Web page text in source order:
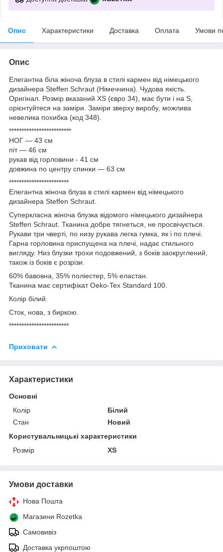
Опис Характеристики Доставка Оплата Умови
Опис
Елегантна біла жіноча блуза в стилі кармен від німецького
дизайнера Steffen Schraut (Німеччина). Чудова якість.
Оригінал. Розмір вказаний XS (євро 34), має бути і на S,
орієнтуйтеся на заміри. Заміри зверху виробу, можлива
невелика похибка (код 348).
*************************
НОГ — 43 см
піт — 46 см
рукав від горловини - 41 см
довжина по центру спинки — 63 см
************************
Елегантна жіноча блуза в стилі кармен від німецького
дизайнера Steffen Schraut.
Суперкласна жіноча блузка відомого німецького дизайнера
Steffen Schraut. Тканина добре тягнеться, не просвічується.
Рукави три чверті, по низу рукава легка гумка, як і по плечі.
Гарна горловина приспущена на плечі, надає стильного
вигляду. Низ блузки трохи подовжений, з боків заокруглений,
також із боків є розрізи.
60% бавовна, 35% поліестер, 5% еластан.
Тканина має сертифікат Oeko-Tex Standard 100.
Колір білий.
Сток, нова, з биркою.
************************
Приховати
Характеристики
Основні
Колір
Білий
Стан
Новий
Користувальницькі характеристики
Розмір
XS
Умови доставки
Нова Пошта
Магазини Rozetka
Самовивіз
Доставка укрпоштою